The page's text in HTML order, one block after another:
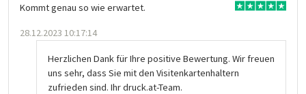
Kommt genau so wie erwartet.
28.12.2023 10:17:14
Herzlichen Dank für Ihre positive Bewertung. Wir freuen
uns sehr, dass Sie mit den Visitenkartenhaltern
zufrieden sind. Ihr druck.at-Team.